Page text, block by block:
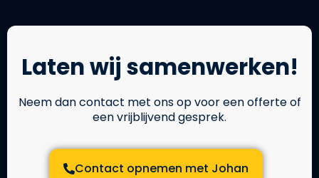
Laten wij samenwerken!
Neem dan contact met ons op voor een offerte of
een vrijblijvend gesprek.
Contact opnemen met Johan